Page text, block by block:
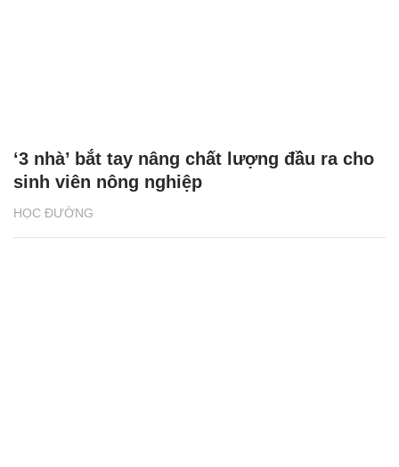
HỌC ĐƯỜNG
‘3 nhà’ bắt tay nâng chất lượng đầu ra cho
sinh viên nông nghiệp